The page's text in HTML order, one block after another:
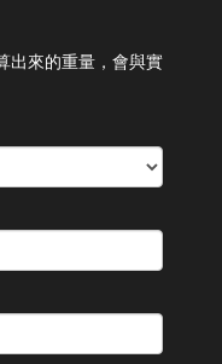
出來的重量，會與實